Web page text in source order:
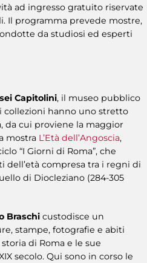
ad ingresso gratuito riservate
Il programma prevede mostre,
da studiosi ed esperti
Capitolini, il museo pubblico
collezioni hanno uno stretto
da cui proviene la maggior
mostra L’Età dell’Angoscia,
“I Giorni di Roma”, che
dell’età compresa tra i regni di
di Diocleziano (284-305
Braschi custodisce un
stampe, fotografie e abiti
di Roma e le sue
secolo. Qui sono in corso le